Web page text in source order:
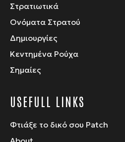
Στρατιωτικά
Ονόματα Στρατού
Δημιουργίες
Κεντημένα Ρούχα
Σημαίες
USEFULL LINKS
Φτιάξε το δικό σου Patch